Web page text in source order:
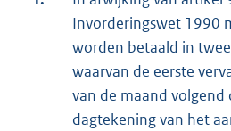
Invorderingswet 1990
worden betaald in
waarvan de eerste
van de maand
dagtekening van het